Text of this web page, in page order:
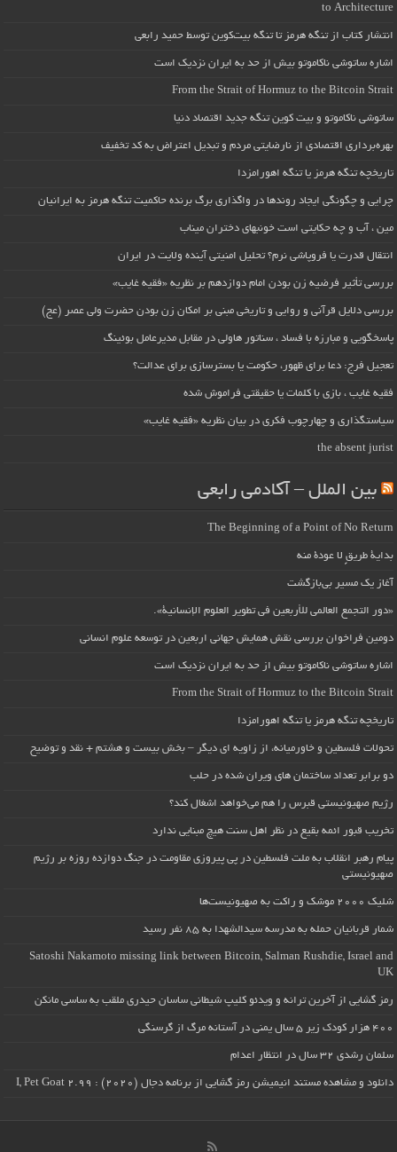
to Architecture
انتشار کتاب از تنگه هرمز تا تنگه بیت‌کوین توسط حمید رابعی
اشاره ساتوشی ناکاموتو بیش از حد به ایران نزدیک است
From the Strait of Hormuz to the Bitcoin Strait
ساتوشی ناکاموتو و بیت کوین تنگه جدید اقتصاد دنیا
بهره‌برداری اقتصادی از نارضایتی مردم و تبدیل اعتراض به کد تخفیف
تاریخچه تنگه هرمز یا تنگه اهورامزدا
چرایی و چگونگی ایجاد روندها در واگذاری برگ برنده حاکمیت تنگه هرمز به ایرانیان
مین ، آب و چه حکایتی است خونبهای دختران میناب
انتقال قدرت یا فروپاشی نرم؟ تحلیل امنیتی آینده ولایت در ایران
بررسی تأثیر فرضیه زن بودن امام دوازدهم بر نظریه «فقیه غایب»
بررسی دلایل قرآنی و روایی و تاریخی مبنی بر امکان زن بودن حضرت ولی عصر (عج)
پاسخگویی و مبارزه با فساد ، سناتور هاولی در مقابل مدیرعامل بوئینگ
تعجیل فرج: دعا برای ظهور، حکومت یا بسترسازی برای عدالت؟
فقیه غایب ، بازی با کلمات یا حقیقتی فراموش شده
سیاستگذاری و چهارچوب فکری در بیان نظریه «فقیه غایب»
the absent jurist
بین الملل – آکادمی رابعی
The Beginning of a Point of No Return
بداية طريقٍ لا عودة منه
آغاز یک مسیر بی‌بازگشت
«دور التجمع العالمي للأربعين في تطوير العلوم الإنسانية».
دومین فراخوان بررسی نقش همایش جهانی اربعین در توسعه علوم انسانی
اشاره ساتوشی ناکاموتو بیش از حد به ایران نزدیک است
From the Strait of Hormuz to the Bitcoin Strait
تاریخچه تنگه هرمز یا تنگه اهورامزدا
تحولات فلسطین و خاورمیانه، از زاویه ای دیگر – بخش بیست و هشتم + نقد و توضیح
دو برابر تعداد ساختمان های ویران شده در حلب
رژیم صهیونیستی قبرس را هم می‌خواهد اشغال کند؟
تخریب قبور ائمه بقیع در نظر اهل سنت هیچ مبنایی ندارد
پیام رهبر انقلاب به ملت فلسطین در پی پیروزی مقاومت در جنگ دوازده روزه بر رژیم
صهیونیستی
شلیک ۲۰۰۰ موشک و راکت به صهیونیست‌ها
شمار قربانیان حمله به مدرسه سیدالشهدا به ۸۵ نفر رسید
Satoshi Nakamoto missing link between Bitcoin, Salman Rushdie, Israel and
UK
رمز گشایی از آخرین ترانه و ویدئو کلیپ شیطانی ساسان حیدری ملقب به ساسی مانکن
۴۰۰ هزار کودک زیر ۵ سال یمنی در آستانه مرگ از گرسنگی
سلمان رشدی ۳۲ سال در انتظار اعدام
دانلود و مشاهده مستند انیمیشن رمز گشایی از برنامه دجال (۲۰۲۰) : I, Pet Goat 2.99